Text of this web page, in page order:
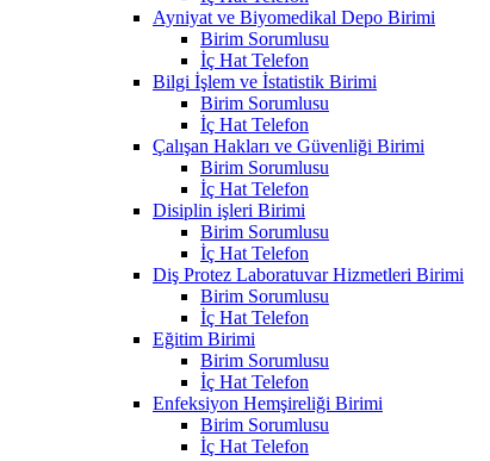
Ayniyat ve Biyomedikal Depo Birimi
Birim Sorumlusu
İç Hat Telefon
Bilgi İşlem ve İstatistik Birimi
Birim Sorumlusu
İç Hat Telefon
Çalışan Hakları ve Güvenliği Birimi
Birim Sorumlusu
İç Hat Telefon
Disiplin işleri Birimi
Birim Sorumlusu
İç Hat Telefon
Diş Protez Laboratuvar Hizmetleri Birimi
Birim Sorumlusu
İç Hat Telefon
Eğitim Birimi
Birim Sorumlusu
İç Hat Telefon
Enfeksiyon Hemşireliği Birimi
Birim Sorumlusu
İç Hat Telefon